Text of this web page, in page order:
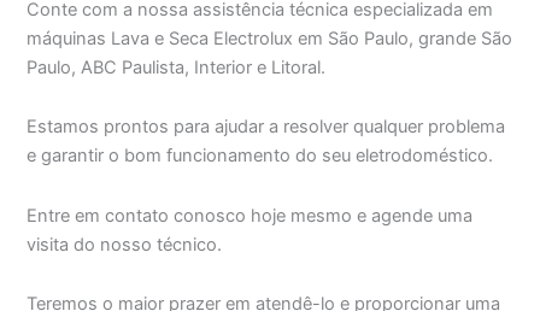
Conte com a nossa assistência técnica especializada em
máquinas Lava e Seca Electrolux em São Paulo, grande São
Paulo, ABC Paulista, Interior e Litoral.
Estamos prontos para ajudar a resolver qualquer problema
e garantir o bom funcionamento do seu eletrodoméstico.
Entre em contato conosco hoje mesmo e agende uma
visita do nosso técnico.
Teremos o maior prazer em atendê-lo e proporcionar uma